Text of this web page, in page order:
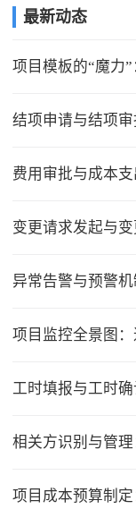
最新动态
费用审批与成本
异常告警与预警机
相关方识别与管